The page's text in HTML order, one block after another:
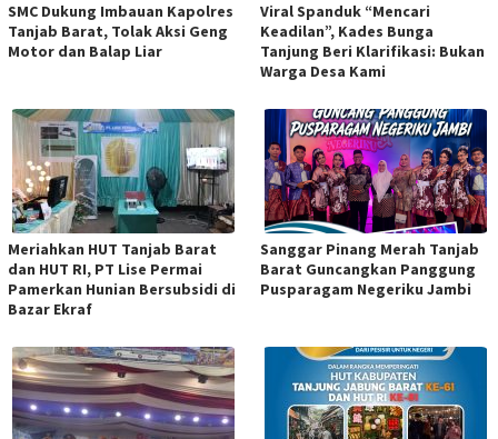
SMC Dukung Imbauan Kapolres
Tanjab Barat, Tolak Aksi Geng
Motor dan Balap Liar
Viral Spanduk “Mencari
Keadilan”, Kades Bunga
Tanjung Beri Klarifikasi: Bukan
Warga Desa Kami
Meriahkan HUT Tanjab Barat
dan HUT RI, PT Lise Permai
Pamerkan Hunian Bersubsidi di
Bazar Ekraf
Sanggar Pinang Merah Tanjab
Barat Guncangkan Panggung
Pusparagam Negeriku Jambi